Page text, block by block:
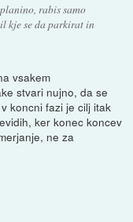
rabis samo
kje se da parkirat in
vsakem
stvari nujno, da se
koncni fazi je cilj itak
ker konec koncev
ne za